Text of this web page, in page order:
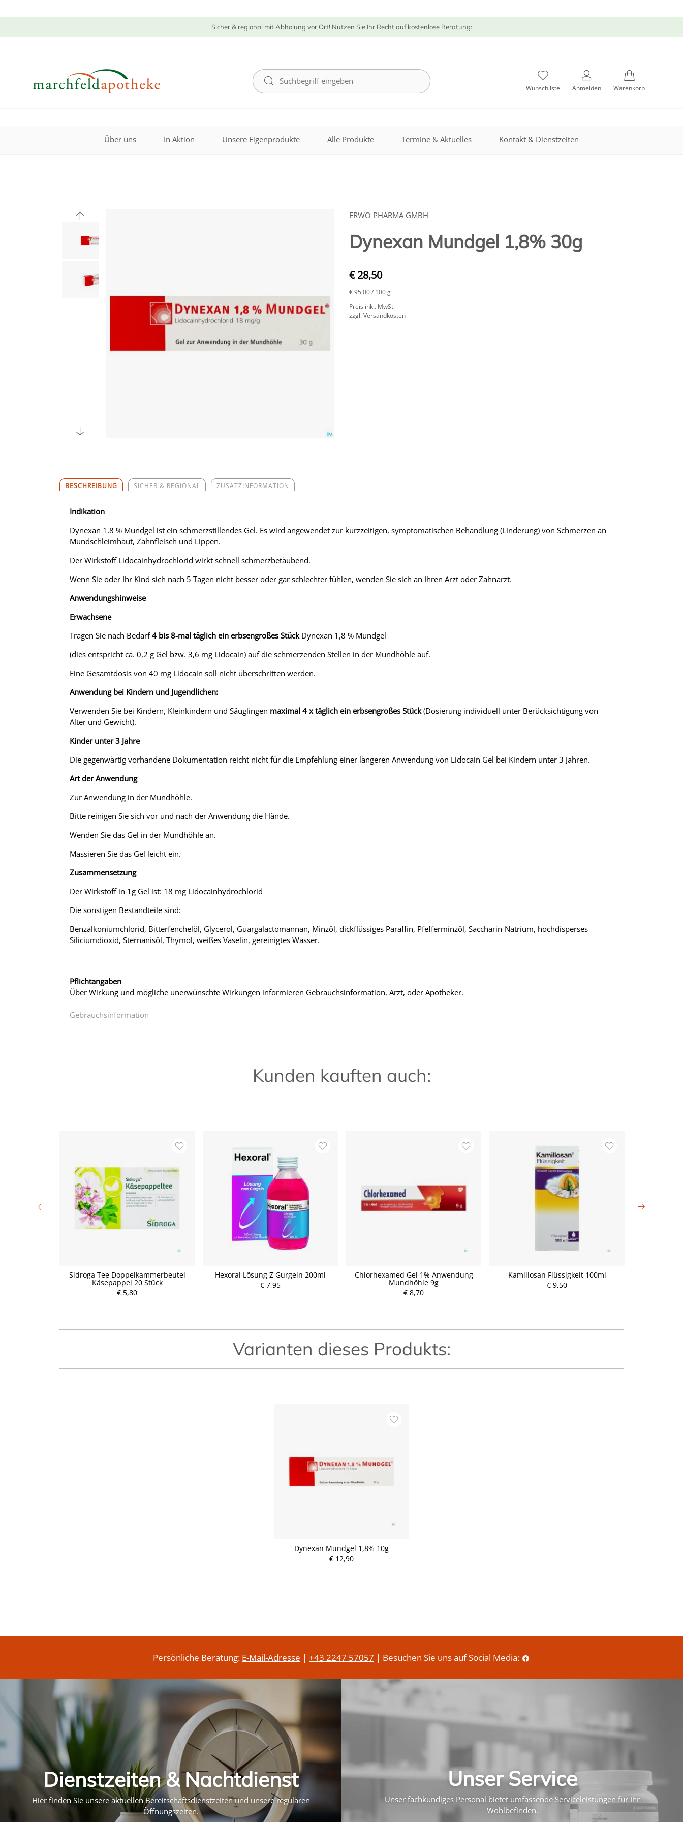
Sicher & regional mit Abholung vor Ort! Nutzen Sie Ihr Recht auf kostenlose Beratung:
Wunschliste Anmelden Warenkorb
Über uns In Aktion Unsere Eigenprodukte Alle Produkte Termine & Aktuelles Kontakt & Dienstzeiten
ERWO PHARMA GMBH
Dynexan Mundgel 1,8% 30g
€ 28,50
€ 95,00/ 100 g
Preis inkl. MwSt.
zzgl. Versandkosten
BESCHREIBUNG SICHER & REGIONAL ZUSATZINFORMATION
Indikation
Dynexan 1,8 % Mundgel ist ein schmerzstillendes Gel. Es wird angewendet zur kurzzeitigen, symptomatischen Behandlung (Linderung) von Schmerzen an
Mundschleimhaut, Zahnfleisch und Lippen.
Der Wirkstoff Lidocainhydrochlorid wirkt schnell schmerzbetäubend.
Wenn Sie oder Ihr Kind sich nach 5 Tagen nicht besser oder gar schlechter fühlen, wenden Sie sich an Ihren Arzt oder Zahnarzt.
Anwendungshinweise
Erwachsene
Tragen Sie nach Bedarf4 bis 8-mal täglich ein erbsengroßes StückDynexan 1,8 % Mundgel
(dies entspricht ca. 0,2 g Gel bzw. 3,6 mg Lidocain) auf die schmerzenden Stellen in der Mundhöhle auf.
Eine Gesamtdosis von 40 mg Lidocain soll nicht überschritten werden.
Anwendung bei Kindern und Jugendlichen:
Verwenden Sie bei Kindern, Kleinkindern und Säuglingen maximal 4 x täglich ein erbsengroßes Stück(Dosierung individuell unter Berücksichtigung von
Alter und Gewicht).
Kinder unter 3 Jahre
Die gegenwärtig vorhandene Dokumentation reicht nicht für die Empfehlung einer längeren Anwendung von Lidocain Gel bei Kindern unter 3 Jahren.
Art der Anwendung
Zur Anwendung in der Mundhöhle.
Bitte reinigen Sie sich vor und nach der Anwendung die Hände.
Wenden Sie das Gel in der Mundhöhle an.
Massieren Sie das Gel leicht ein.
Zusammensetzung
Der Wirkstoff in 1g Gel ist: 18 mg Lidocainhydrochlorid
Die sonstigen Bestandteile sind:
Benzalkoniumchlorid, Bitterfenchelöl, Glycerol, Guargalactomannan, Minzöl, dickflüssiges Paraffin, Pfefferminzöl, Saccharin-Natrium, hochdisperses
Siliciumdioxid, Sternanisöl, Thymol, weißes Vaselin, gereinigtes Wasser.
Pflichtangaben
Über Wirkung und mögliche unerwünschte Wirkungen informieren Gebrauchsinformation, Arzt, oder Apotheker.
Gebrauchsinformation
Kunden kauften auch:
Sidroga Tee Doppelkammerbeutel
Käsepappel 20 Stück
€ 5,80
Hexoral Lösung Z Gurgeln 200ml
€ 7,95
Chlorhexamed Gel 1% Anwendung
Mundhöhle 9g
€ 8,70
Kamillosan Flüssigkeit 100ml
€ 9,50
P
r
P
r
P
Varianten dieses Produkts:
Dynexan Mundgel 1,8% 10g
€ 12,90
Persönliche Beratung: E-Mail-Adresse | +43 2247 57057 | Besuchen Sie uns auf Social Media:
Dienstzeiten & Nachtdienst
Hier finden Sie unsere aktuellen Bereitschaftsdienstzeiten und unsere regulären
Öffnungszeiten.
Unser Service
Unser fachkundiges Personal bietet umfassende Serviceleistungen für Ihr
Wohlbefinden.